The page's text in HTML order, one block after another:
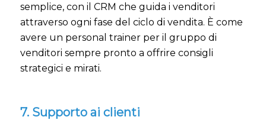
semplice, con il CRM che guida i venditori
attraverso ogni fase del ciclo di vendita. È come
avere un personal trainer per il gruppo di
venditori sempre pronto a offrire consigli
strategici e mirati.
7. Supporto ai clienti